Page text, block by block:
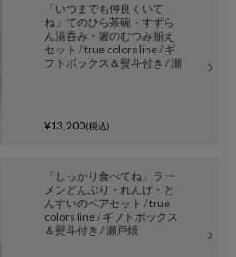
「いつまでも仲良くいて
ね」てのひら茶碗・すずら
ん湯呑み・箸のむつみ揃え
セット / true colors line / ギ
フトボックス＆熨斗付き / 瀬
¥13,200(税込)
「しっかり食べてね」ラー
メンどんぶり・れんげ・と
んすいのペアセット / true
colors line / ギフトボックス
＆熨斗付き / 瀬戸焼